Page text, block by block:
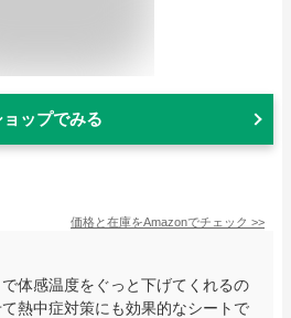
ョップでみる
価格と在庫をAmazonでチェック >>
体感温度をぐっと下げてくれるの
熱中症対策にも効果的なシートで